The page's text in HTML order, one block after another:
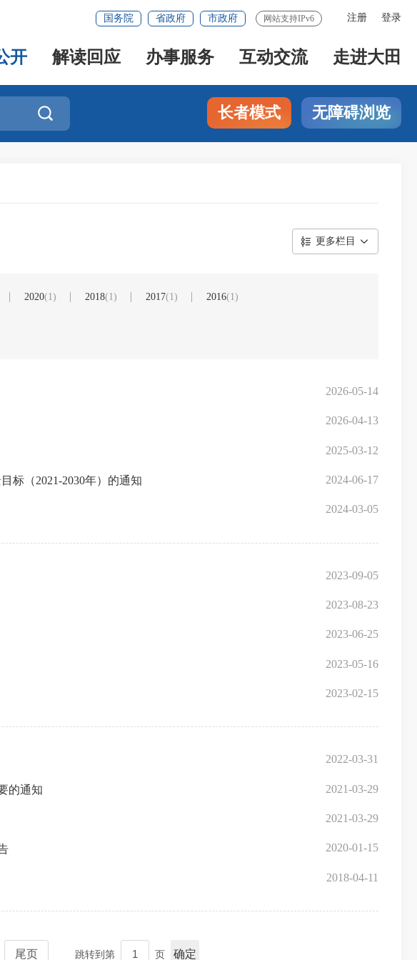
注册 登录
国务院 省政府 市政府 网站支持IPv6
开 解读回应 办事服务 互动交流 走进大田
 长者模式 无障碍浏览
更多栏目
2020(1) 2018(1) 2017(1) 2016(1)
2026-05-14
2026-04-13
2025-03-12
2024-06-17
标（2021-2030年）的通知
2024-03-05
2023-09-05
2023-08-23
2023-06-25
2023-05-16
2023-02-15
2022-03-31
2021-03-29
的通知
2021-03-29
2020-01-15
2018-04-11
尾页 跳转到第 页 确定